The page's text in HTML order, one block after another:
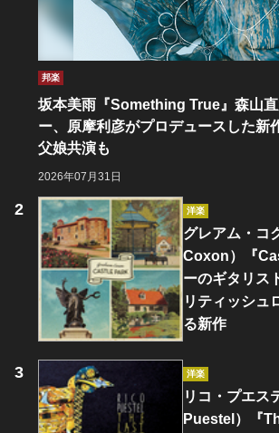
邦楽
坂本美雨『Something True』森山
ー、原摩利彦がプロデュースした新
父娘共演も
2026年07月31日
洋楽
グレアム・コ
Coxon）『
ーのギタリス
リティッシュ
る新作
洋楽
リコ・プエス
Puestel）『